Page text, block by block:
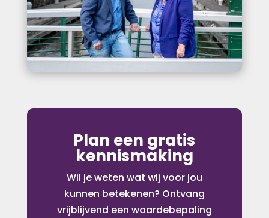
Plan een gratis
kennismaking
Wil je weten wat wij voor jou
kunnen betekenen? Ontvang
vrijblijvend een waardebepaling